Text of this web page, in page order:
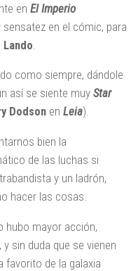
en El Imperio
en el cómic, para
Lando
como siempre, dándole
así se siente muyStar
Dodson en Leia).
bien la
de las luchas si
y un ladrón,
hacer las cosas.
hubo mayor acción,
sin duda que se vienen
favorito de la galaxia